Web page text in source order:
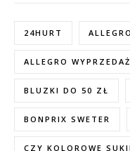
24HURT
ALLEGRO WYPRZEDAŻ
BLUZKI DO 50 ZŁ
BONPRIX SWETER
CZY KOLOROWE